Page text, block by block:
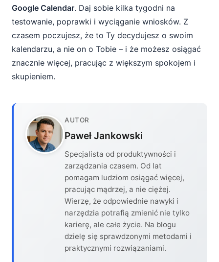
Google Calendar. Daj sobie kilka tygodni na
testowanie, poprawki i wyciąganie wniosków. Z
czasem poczujesz, że to Ty decydujesz o swoim
kalendarzu, a nie on o Tobie – i że możesz osiągać
znacznie więcej, pracując z większym spokojem i
skupieniem.
AUTOR
Paweł Jankowski
Specjalista od produktywności i
zarządzania czasem. Od lat
pomagam ludziom osiągać więcej,
pracując mądrzej, a nie ciężej.
Wierzę, że odpowiednie nawyki i
narzędzia potrafią zmienić nie tylko
karierę, ale całe życie. Na blogu
dzielę się sprawdzonymi metodami i
praktycznymi rozwiązaniami.